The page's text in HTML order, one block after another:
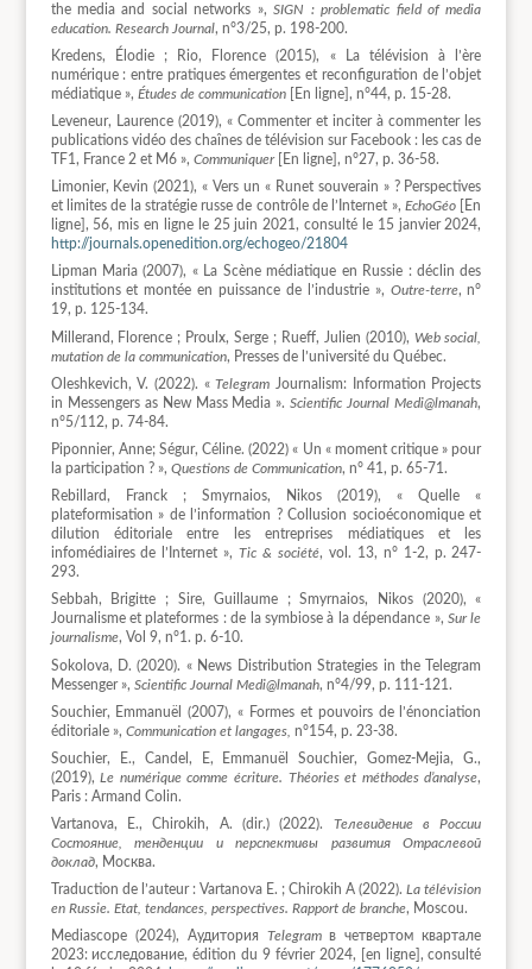
the media and social networks »,SIGN : problematic field of media
education. Research Journal, n°3/25, p. 198-200.
Kredens, Élodie ; Rio, Florence (2015), « La télévision à l’ère
numérique : entre pratiques émergentes et reconfiguration de l’objet
médiatique », Études de communication
[En ligne], n°44, p. 15-28.
Leveneur, Laurence (2019), « Commenter et inciter à commenter les
publications vidéo des chaînes de télévision sur Facebook : les cas de
TF1, France 2 et M6 », Communiquer[En ligne], n°27, p. 36-58.
Limonier, Kevin (2021), « Vers un « Runet souverain » ? Perspectives
et limites de la stratégie russe de contrôle de l’Internet »,EchoGéo [En
ligne], 56, mis en ligne le 25 juin 2021, consulté le 15 janvier 2024,
http://journals.openedition.org/echogeo/21804
Lipman Maria (2007), « La Scène médiatique en Russie : déclin des
institutions et montée en puissance de l’industrie », Outre-terre, n°
19, p. 125-134.
Millerand, Florence ; Proulx, Serge ; Rueff, Julien (2010), Web social,
mutation de la communication, Presses de l’université du Québec.
Oleshkevich, V. (2022). «Telegram Journalism: Information Projects
in Messengers as New Mass Media ».Scientific Journal Medi@lmanah,
n°5/112, p. 74-84.
Piponnier, Anne; Ségur, Céline. (2022) « Un « moment critique » pour
la participation ? », Questions de Communication, n° 41, p. 65-71.
Rebillard, Franck ; Smyrnaios, Nikos (2019), « Quelle «
plateformisation » de l’information ? Collusion socioéconomique et
dilution éditoriale entre les entreprises médiatiques et les
infomédiaires de l’Internet »,Tic & société, vol. 13, n° 1-2, p. 247-
293.
Sebbah, Brigitte ; Sire, Guillaume ; Smyrnaios, Nikos (2020), «
Journalisme et plateformes : de la symbiose à la dépendance »,Sur le
journalisme, Vol 9, n°1. p. 6-10.
Sokolova, D. (2020). « News Distribution Strategies in the Telegram
Messenger », Scientific Journal Medi@lmanah, n°4/99, p. 111-121.
Souchier, Emmanuël (2007), « Formes et pouvoirs de l’énonciation
éditoriale », Communication et langages, n°154, p. 23-38.
Souchier, E., Candel, E, Emmanuël Souchier, Gomez-Mejia, G.,
(2019),Le numérique comme écriture. Théories et méthodes d’analyse,
Paris : Armand Colin.
Vartanova, E., Chirokih, A. (dir.) (2022). Телевидение в России
Состояние, тенденции и перспективы развития Отраслевой
доклад, Москва.
Traduction de l’auteur : Vartanova E. ; Chirokih A (2022).La télévision
en Russie. Etat, tendances, perspectives. Rapport de branche, Moscou.
Mediascope (2024), Aудитория Telegramв четвертом квартале
2023: исследование, édition du 9 février 2024, [en ligne], consulté